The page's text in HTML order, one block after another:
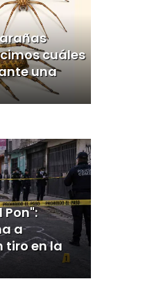
cuáles
una
Pon":
a
tiro en la